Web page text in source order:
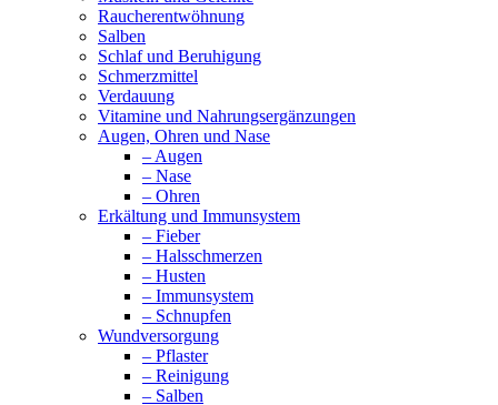
Raucherentwöhnung
Salben
Schlaf und Beruhigung
Schmerzmittel
Verdauung
Vitamine und Nahrungsergänzungen
Augen, Ohren und Nase
– Augen
– Nase
– Ohren
Erkältung und Immunsystem
– Fieber
– Halsschmerzen
– Husten
– Immunsystem
– Schnupfen
Wundversorgung
– Pflaster
– Reinigung
– Salben